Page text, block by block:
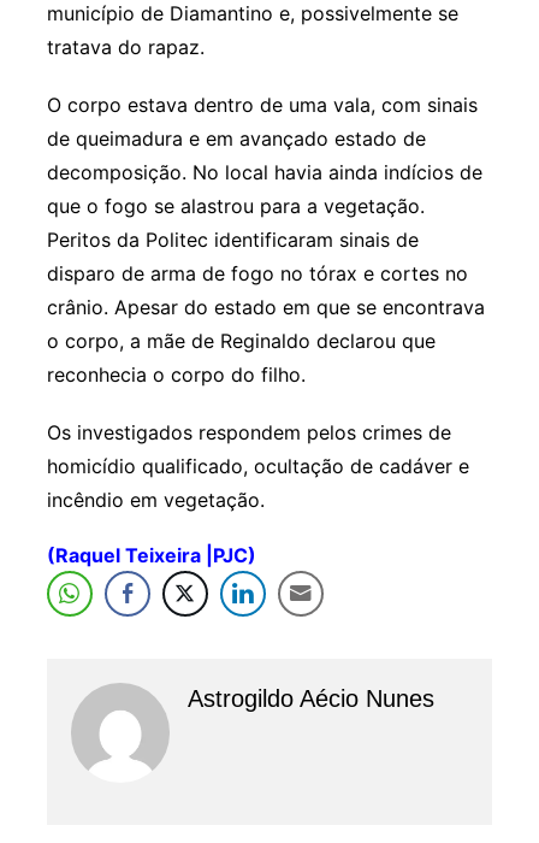
município de Diamantino e, possivelmente se
tratava do rapaz.
O corpo estava dentro de uma vala, com sinais
de queimadura e em avançado estado de
decomposição. No local havia ainda indícios de
que o fogo se alastrou para a vegetação.
Peritos da Politec identificaram sinais de
disparo de arma de fogo no tórax e cortes no
crânio. Apesar do estado em que se encontrava
o corpo, a mãe de Reginaldo declarou que
reconhecia o corpo do filho.
Os investigados respondem pelos crimes de
homicídio qualificado, ocultação de cadáver e
incêndio em vegetação.
(Raquel Teixeira |PJC)
Astrogildo Aécio Nunes